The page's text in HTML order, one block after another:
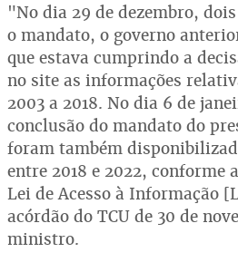
"No dia 29 de dezembro,
o mandato, o governo
que estava cumprindo a
no site as informações
2003 a 2018. No dia 6 de
conclusão do mandato do
foram também
entre 2018 e 2022, conforme
Lei de Acesso à Informação
acórdão do TCU de 30 de
ministro.